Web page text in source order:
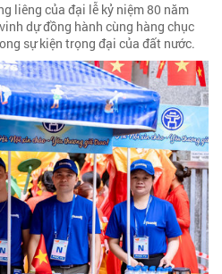
liêng của đại lễ kỷ niệm 80 năm
dự đồng hành cùng hàng chục
sự kiện trọng đại của đất nước.